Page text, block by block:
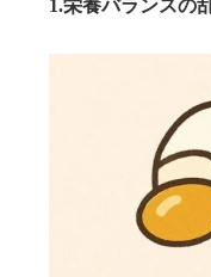
1.栄養バランスの